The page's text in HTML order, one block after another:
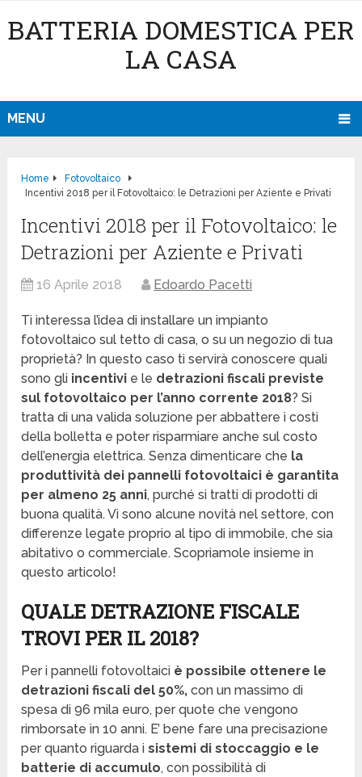
BATTERIA DOMESTICA PER
LA CASA
MENU
Home
Fotovoltaico
Incentivi 2018 per il Fotovoltaico: le Detrazioni per Aziente e Privati
Incentivi 2018 per il Fotovoltaico: le
Detrazioni per Aziente e Privati
16 Aprile 2018 Edoardo Pacetti
Ti interessa l’idea di installare un impianto
fotovoltaico sul tetto di casa, o su un negozio di tua
proprietà? In questo caso ti servirà conoscere quali
sono gli incentivi e le detrazioni fiscali previste
sul fotovoltaico per l’anno corrente 2018? Si
tratta di una valida soluzione per abbattere i costi
della bolletta e poter risparmiare anche sul costo
dell’energia elettrica. Senza dimenticare che la
produttività dei pannelli fotovoltaici è garantita
per almeno 25 anni, purché si tratti di prodotti di
buona qualità. Vi sono alcune novità nel settore, con
differenze legate proprio al tipo di immobile, che sia
abitativo o commerciale. Scopriamole insieme in
questo articolo!
QUALE DETRAZIONE FISCALE
TROVI PER IL 2018?
Per i pannelli fotovoltaici è possibile ottenere le
detrazioni fiscali del 50%, con un massimo di
spesa di 96 mila euro, per quote che vengono
rimborsate in 10 anni. E’ bene fare una precisazione
per quanto riguarda isistemi di stoccaggio e le
batterie di accumulo, con possibilità di